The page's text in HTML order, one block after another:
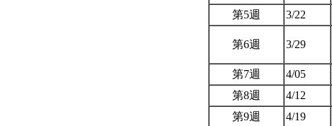
第5週
3/22
第6週 3/29
第7週 4/05
第8週
4/12
第9週
4/19